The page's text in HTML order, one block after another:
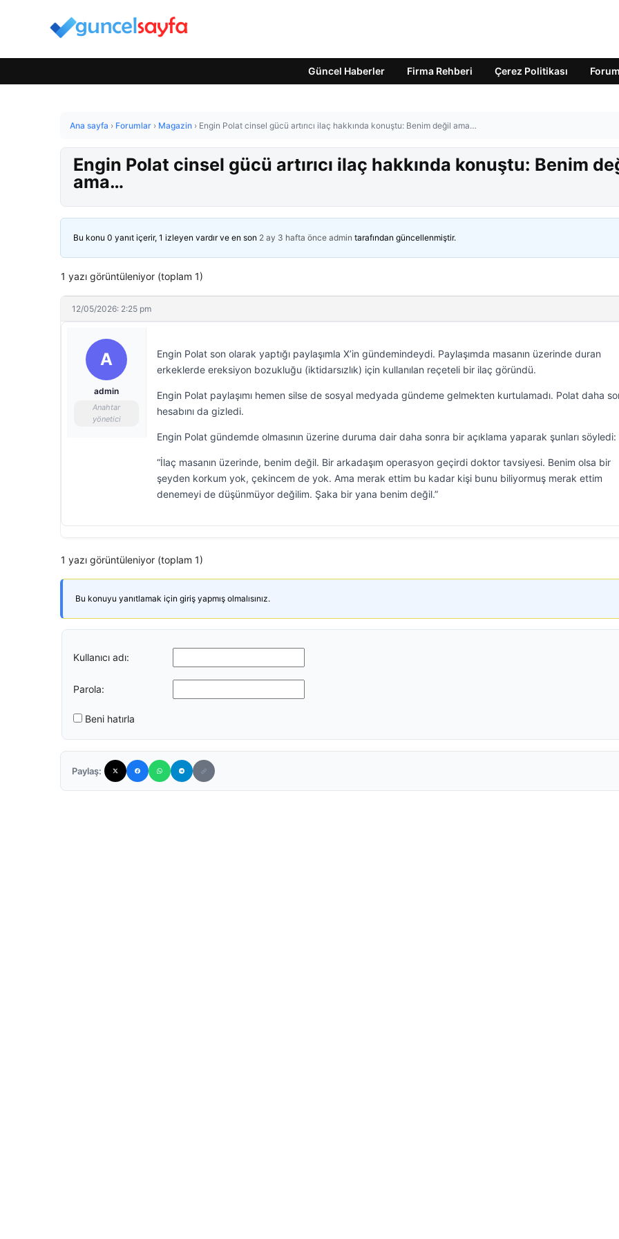
Güncel Haberler Firma Rehberi Çerez Politikası Forum
Ana sayfa › Forumlar › Magazin › Engin Polat cinsel gücü artırıcı ilaç hakkında konuştu: Benim değil ama…
Engin Polat cinsel gücü artırıcı ilaç hakkında konuştu: Benim
ama…
Bu konu 0 yanıt içerir, 1 izleyen vardır ve en son 2 ay 3 hafta önce admin tarafından güncellenmiştir.
1 yazı görüntüleniyor (toplam 1)
12/05/2026: 2:25 pm
A
admin
Anahtar
yönetici
Engin Polat son olarak yaptığı paylaşımla X’in gündemindeydi. Paylaşımda masanın üzerinde duran
erkeklerde ereksiyon bozukluğu (iktidarsızlık) için kullanılan reçeteli bir ilaç göründü.
Engin Polat paylaşımı hemen silse de sosyal medyada gündeme gelmekten kurtulamadı. Polat daha
hesabını da gizledi.
Engin Polat gündemde olmasının üzerine duruma dair daha sonra bir açıklama yaparak şunları söyledi:
“İlaç masanın üzerinde, benim değil. Bir arkadaşım operasyon geçirdi doktor tavsiyesi. Benim olsa bir
şeyden korkum yok, çekincem de yok. Ama merak ettim bu kadar kişi bunu biliyormuş merak ettim
denemeyi de düşünmüyor değilim. Şaka bir yana benim değil.”
1 yazı görüntüleniyor (toplam 1)
Bu konuyu yanıtlamak için giriş yapmış olmalısınız.
Kullanıcı adı:
Parola:
Beni hatırla
Paylaş: